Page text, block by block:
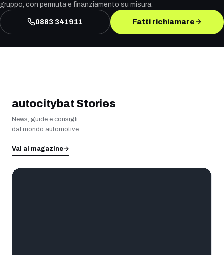
gruppo, con permuta e finanziamento su misura.
0883 341911 Fatti richiamare
autocitybat Stories
News, guide e consigli
dal mondo automotive
Vai al magazine